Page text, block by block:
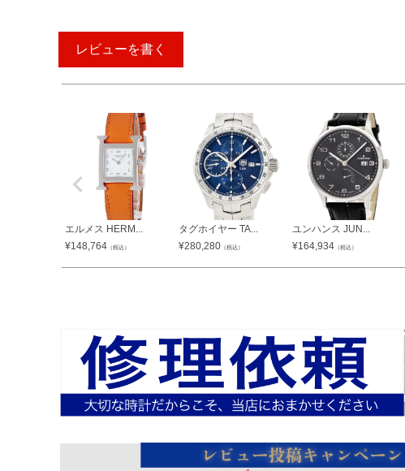
レビューを書く
エルメス HERM...
¥148,764 （税込）
タグホイヤー TA...
¥280,280 （税込）
ユンハンス JUN...
¥164,934 （税込）